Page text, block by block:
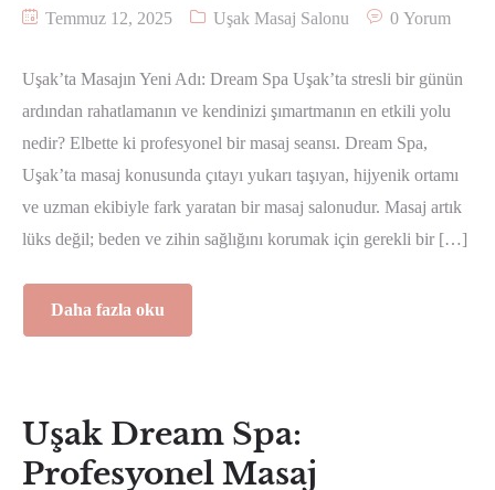
Temmuz 12, 2025 Uşak Masaj Salonu 0 Yorum
Uşak’ta Masajın Yeni Adı: Dream Spa Uşak’ta stresli bir günün
ardından rahatlamanın ve kendinizi şımartmanın en etkili yolu
nedir? Elbette ki profesyonel bir masaj seansı. Dream Spa,
Uşak’ta masaj konusunda çıtayı yukarı taşıyan, hijyenik ortamı
ve uzman ekibiyle fark yaratan bir masaj salonudur. Masaj artık
lüks değil; beden ve zihin sağlığını korumak için gerekli bir […]
Daha fazla oku
Uşak Dream Spa:
Profesyonel Masaj